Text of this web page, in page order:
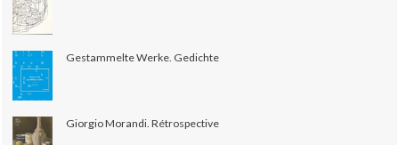
Gestammelte Werke. Gedichte
Giorgio Morandi. Rétrospective